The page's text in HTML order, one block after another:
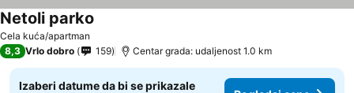
Cela kuća/apartman
Netoli parko
8,3 Vrlo dobro 159 Centar grada: udaljenost 1.0 km
Izaberi datume da bi se prikazale